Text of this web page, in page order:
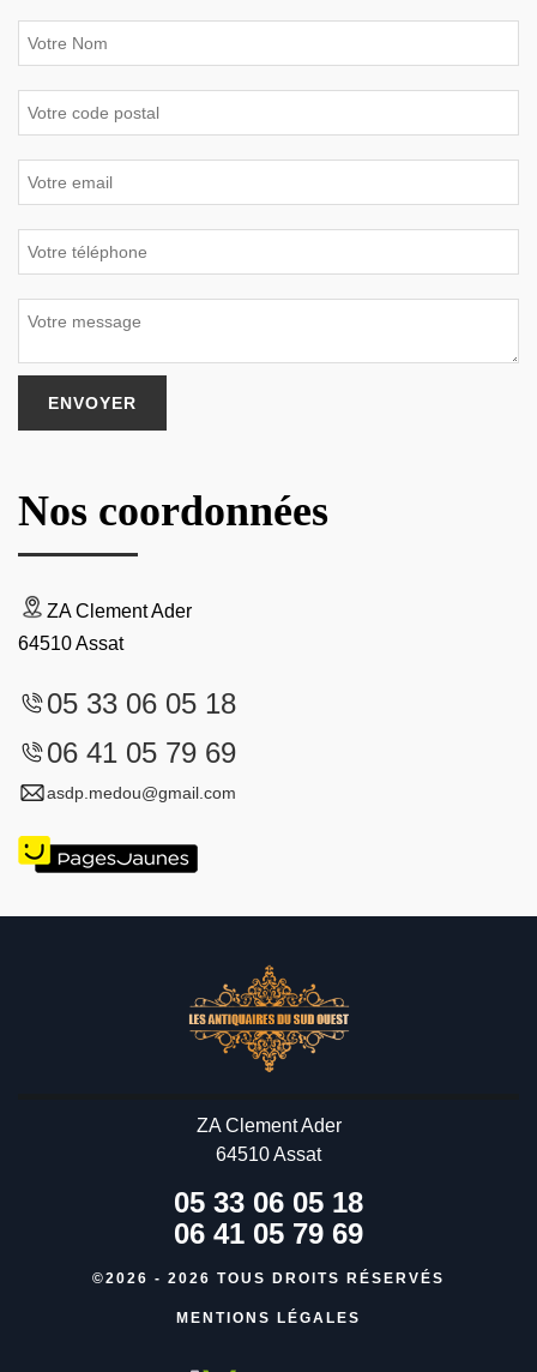
Nos coordonnées
ZA Clement Ader
64510 Assat
05 33 06 05 18
06 41 05 79 69
asdp.medou@gmail.com
ZA Clement Ader
64510 Assat
05 33 06 05 18
06 41 05 79 69
©2026 - 2026 TOUS DROITS RÉSERVÉS
MENTIONS LÉGALES